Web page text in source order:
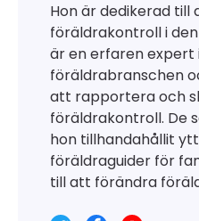
Hon är dedikerad
föräldrakontroll i
är en erfaren expert
föräldrabranschen
att rapportera och
föräldrakontroll. De
hon tillhandahållit
föräldraguider för
till att förändra